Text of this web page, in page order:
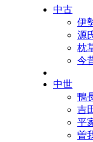
中古
伊
源
枕
今
中世
鴨
吉
平
曽